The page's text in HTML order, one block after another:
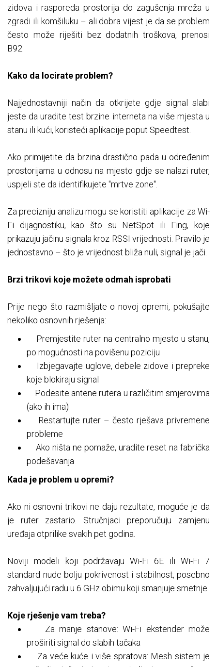
zidova i rasporeda prostorija do zagušenja mreža u
zgradi ili komšiluku – ali dobra vijest je da se problem
često može riješiti bez dodatnih troškova, prenosi
B92.
Kako da locirate problem?
Najjednostavniji način da otkrijete gdje signal slabi
jeste da uradite test brzine interneta na više mjesta u
stanu ili kući, koristeći aplikacije poput Speedtest.
Ako primijetite da brzina drastično pada u određenim
prostorijama u odnosu na mjesto gdje se nalazi ruter,
uspjeli ste da identifikujete "mrtve zone".
Za precizniju analizu mogu se koristiti aplikacije za Wi-
Fi dijagnostiku, kao što su NetSpot ili Fing, koje
prikazuju jačinu signala kroz RSSI vrijednosti. Pravilo je
jednostavno – što je vrijednost bliža nuli, signal je jači.
Brzi trikovi koje možete odmah isprobati
Prije nego što razmišljate o novoj opremi, pokušajte
nekoliko osnovnih rješenja:
Premjestite ruter na centralno mjesto u stanu,
po mogućnosti na povišenu poziciju
Izbjegavajte uglove, debele zidove i prepreke
koje blokiraju signal
Podesite antene rutera u različitim smjerovima
(ako ih ima)
Restartujte ruter – često rješava privremene
probleme
Ako ništa ne pomaže, uradite reset na fabrička
podešavanja
Kada je problem u opremi?
Ako ni osnovni trikovi ne daju rezultate, moguće je da
je ruter zastario. Stručnjaci preporučuju zamjenu
uređaja otprilike svakih pet godina.
Noviji modeli koji podržavaju Wi-Fi 6E ili Wi-Fi 7
standard nude bolju pokrivenost i stabilnost, posebno
zahvaljujući radu u 6 GHz obimu koji smanjuje smetnje.
Koje rješenje vam treba?
Za manje stanove: Wi-Fi ekstender može
proširiti signal do slabih tačaka
Za veće kuće i više spratova: Mesh sistem je